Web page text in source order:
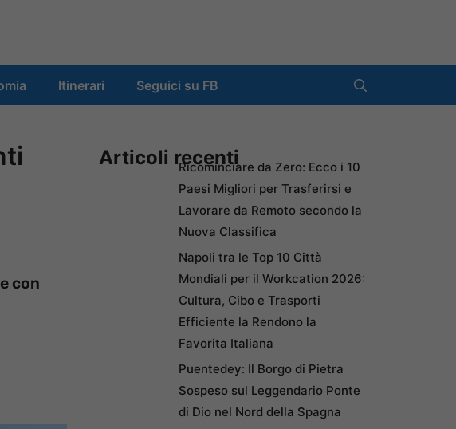
Itinerari Seguici su FB
con
Articoli recentiRicominciare da Zero: Ecco i 10
Paesi Migliori per Trasferirsi e
Lavorare da Remoto secondo la
Nuova Classifica
Napoli tra le Top 10 Città
Mondiali per il Workcation 2026:
Cultura, Cibo e Trasporti
Efficiente la Rendono la
Favorita Italiana
Puentedey: Il Borgo di Pietra
Sospeso sul Leggendario Ponte
di Dio nel Nord della Spagna